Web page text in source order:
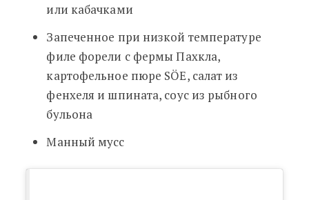
или кабачками
Запеченное при низкой температуре
филе форели с фермы Пахкла,
картофельное пюре SÖE, салат из
фенхеля и шпината, соус из рыбного
бульона
Манный мусс